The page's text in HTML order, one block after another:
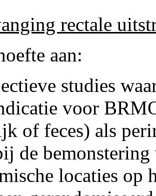
rectale
aan:
studies
voor
of feces) als
de
locaties op